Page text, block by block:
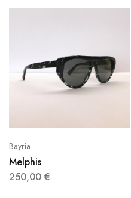
Bayria
Melphis
250,00 €